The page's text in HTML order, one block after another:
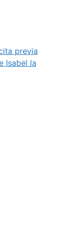
previa
Isabel la